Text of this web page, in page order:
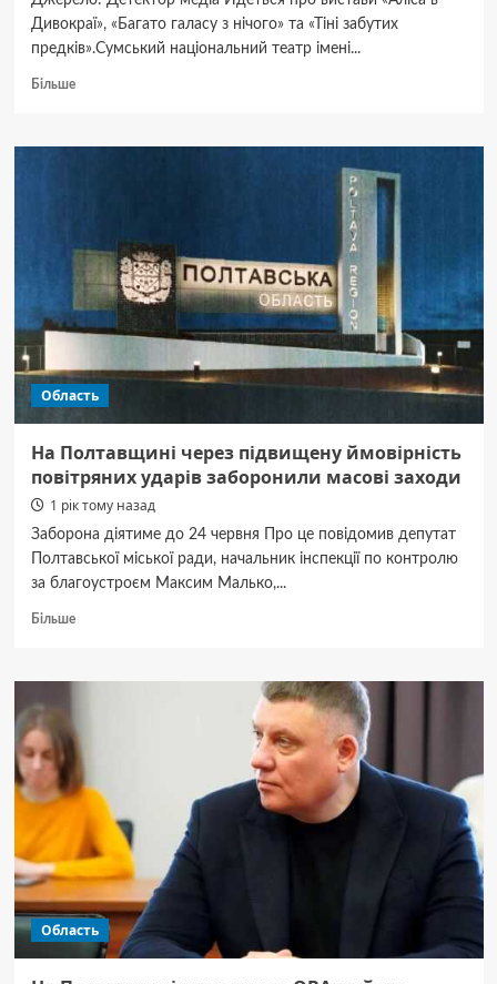
Дивокраї», «Багато галасу з нічого» та «Тіні забутих
предків».Сумський національний театр імені...
БільшеДокладніше
національний
через
безпекову
ситуацію
Область
На Полтавщині через підвищену ймовірність
повітряних ударів заборонили масові заходи
1 рік тому назад
Заборона діятиме до 24 червня Про це повідомив депутат
Полтавської міської ради, начальник інспекції по контролю
за благоустроєм Максим Малько,...
БільшеДокладніше
Полтавщині
ймовірність
ударів
заборонили
масові
заходи
Область